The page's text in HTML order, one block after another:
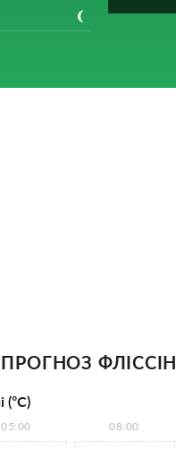
(°С)
05:00 08:00